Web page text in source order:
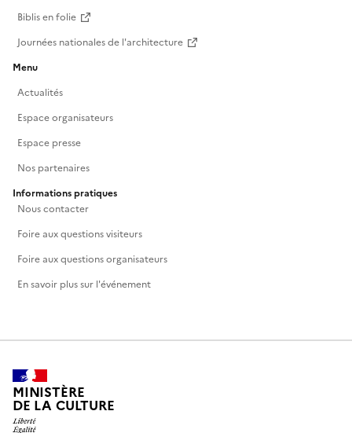
Biblis en folie
Journées nationales de l'architecture
Menu
Actualités
Espace organisateurs
Espace presse
Nos partenaires
Informations pratiques
Nous contacter
Foire aux questions visiteurs
Foire aux questions organisateurs
En savoir plus sur l'événement
MINISTÈRE
DE LA CULTURE